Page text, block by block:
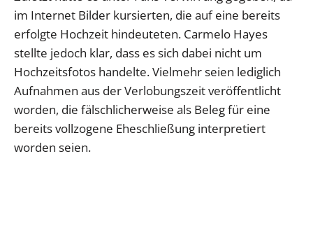
im Internet Bilder kursierten, die auf eine bereits
erfolgte Hochzeit hindeuteten. Carmelo Hayes
stellte jedoch klar, dass es sich dabei nicht um
Hochzeitsfotos handelte. Vielmehr seien lediglich
Aufnahmen aus der Verlobungszeit veröffentlicht
worden, die fälschlicherweise als Beleg für eine
bereits vollzogene Eheschließung interpretiert
worden seien.